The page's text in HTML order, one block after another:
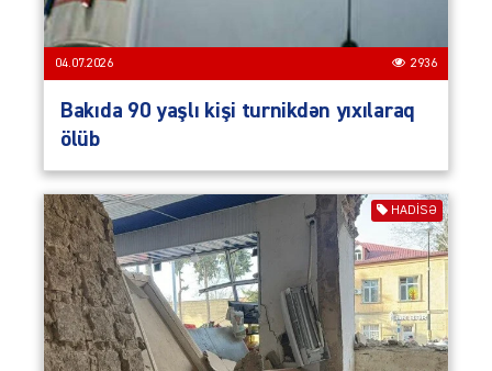
04.07.2026 2936
Bakıda 90 yaşlı kişi turnikdən yıxılaraq
ölüb
HADISƏ